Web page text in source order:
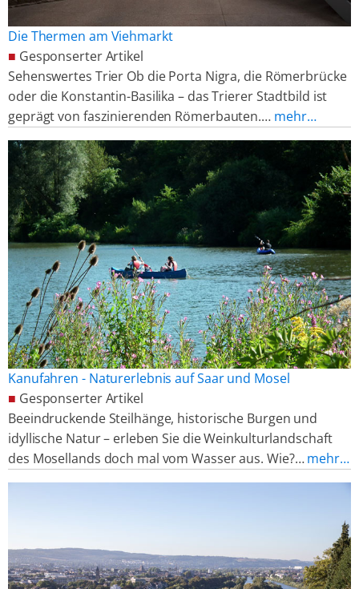
Die Thermen am Viehmarkt
■ Gesponserter Artikel
Sehenswertes Trier Ob die Porta Nigra, die Römerbrücke
oder die Konstantin-Basilika – das Trierer Stadtbild ist
geprägt von faszinierenden Römerbauten.… mehr…
Kanufahren - Naturerlebnis auf Saar und Mosel
■ Gesponserter Artikel
Beeindruckende Steilhänge, historische Burgen und
idyllische Natur – erleben Sie die Weinkulturlandschaft
des Mosellands doch mal vom Wasser aus. Wie?…mehr…